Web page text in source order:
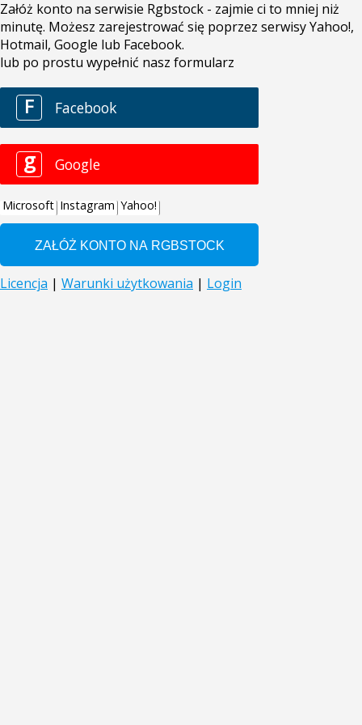
Załóż konto na serwisie Rgbstock - zajmie ci to mniej niż
minutę. Możesz zarejestrować się poprzez serwisy Yahoo!,
Hotmail, Google lub Facebook.
lub po prostu wypełnić nasz formularz
F Facebook
g Google
Microsoft Instagram Yahoo!
Licencja | Warunki użytkowania | Login